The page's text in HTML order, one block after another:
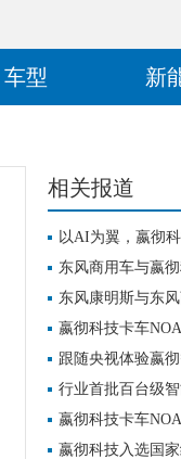
车型 新
相关报道
以AI为翼，嬴彻
价值跃升
东风商用车与嬴
重卡西安品鉴会成
东风康明斯与东
驶重卡引领物流行
嬴彻科技卡车
业化全面加速
跟随央视体验嬴
挣钱！
行业首批百台级
毅运输全国干线货
嬴彻科技卡车
能驾驶进入大规模
嬴彻科技入选国